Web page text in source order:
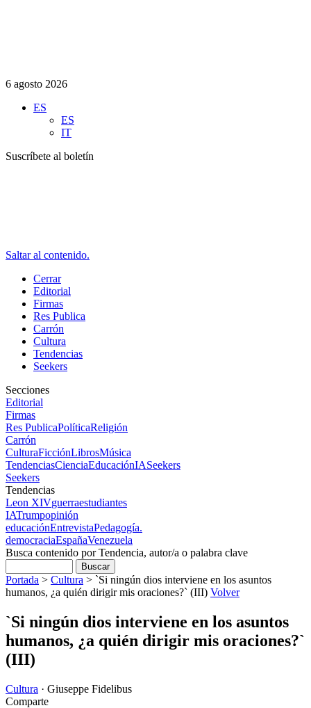
6 agosto 2026
ES
ES
IT
Suscríbete al boletín
Saltar al contenido.
Cerrar
Editorial
Firmas
Res Publica
Carrón
Cultura
Tendencias
Seekers
Secciones
Editorial
Firmas
Res PublicaPolíticaReligión
Carrón
CulturaFicciónLibrosMúsica
TendenciasCienciaEducaciónIASeekers
Seekers
Tendencias
Leon XIVguerraestudiantes
IATrumpopinión
educaciónEntrevistaPedagogía.
democraciaEspañaVenezuela
Busca contenido por Tendencia, autor/a o palabra clave
Portada > Cultura > `Si ningún dios interviene en los asuntos
humanos, ¿a quién dirigir mis oraciones?` (III) Volver
`Si ningún dios interviene en los asuntos
humanos, ¿a quién dirigir mis oraciones?`
(III)
Cultura · Giuseppe Fidelibus
Comparte